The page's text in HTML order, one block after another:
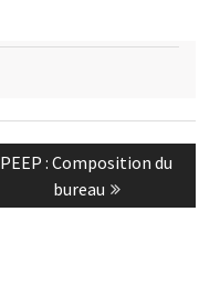
Next
PEEP : Composition du
bureau